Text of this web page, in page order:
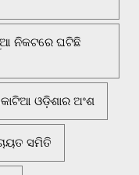
ନିକଟରେ ଘଟିଛି
ଓଡ଼ିଶାର ଅଂଶ
ସମିତି